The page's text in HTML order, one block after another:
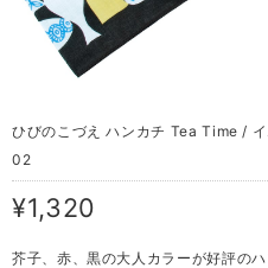
ひびのこづえ ハンカチ Tea Time /
02
¥1,320
芥子、赤、黒の大人カラーが好評のハ